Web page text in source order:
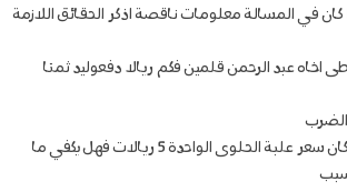
كان في المسالة معلومات ناقصة اذكر الحقائق اللازمة
اقلام واعطى اخاه عبد الرحمن قلمين فكم ريالا دفعوليد ثمنا
الضرب
مع سعاد 50 ريالا فاذا كان سعر علبة الحلوى الواحدة 5 ريالات فهل يكفي ما